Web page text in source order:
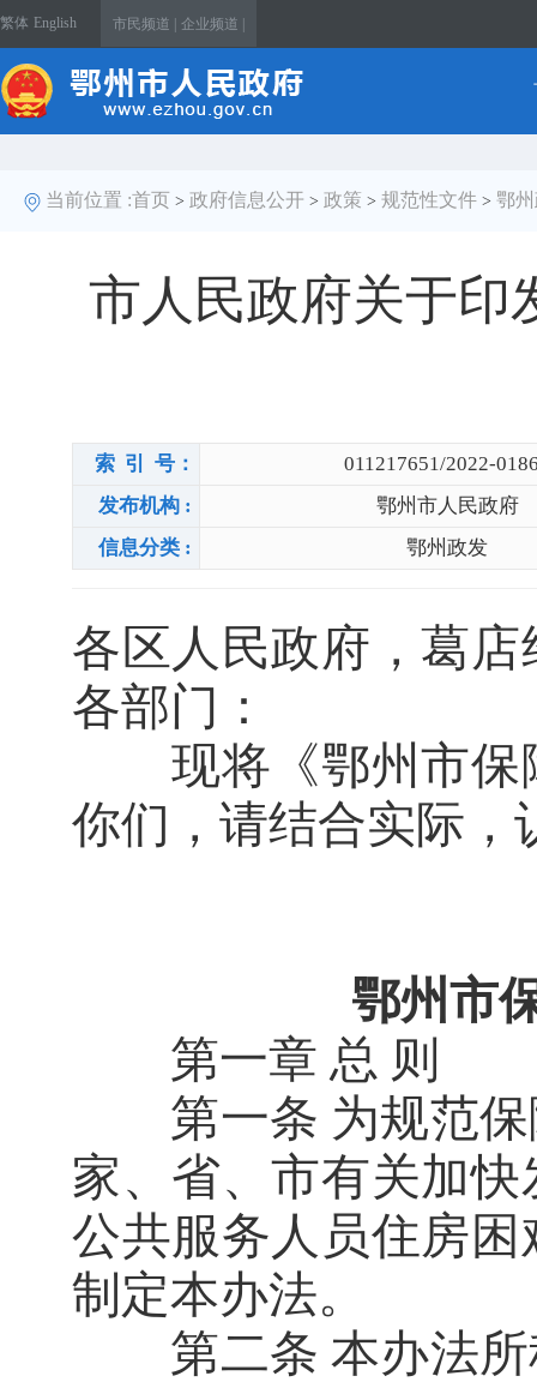
繁体 English 市民频道 | 企业频道 |
当前位置 :首页 > 政府信息公开 > 政策 > 规范性文件 > 鄂
市人民政府关于印
索 引 号：
011217651/2022-
发布机构 :
鄂州市人民政府
信息分类 :
鄂州政发
各区人民政府，葛
各部门：
现将《鄂州市保
你们，请结合实际，
鄂州市
第一章 总 则
第一条 为规范保
家、省、市有关加
公共服务人员住房
制定本办法。
第二条 本办法所